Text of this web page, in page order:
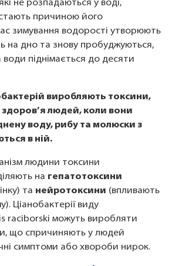
не розпадаються у воді,
причиною його
зимування водорості утворюють
на дно та знову пробуджуються,
піднімається до десяти
виробляють токсини,
здоров’я людей, коли вони
воду, рибу та молюски з
в ній.
людини токсини
на гепатотоксини
та нейротоксини (впливають
Ціанобактерії виду
raciborski можуть виробляти
що спричиняють у людей
симптоми або хвороби нирок.